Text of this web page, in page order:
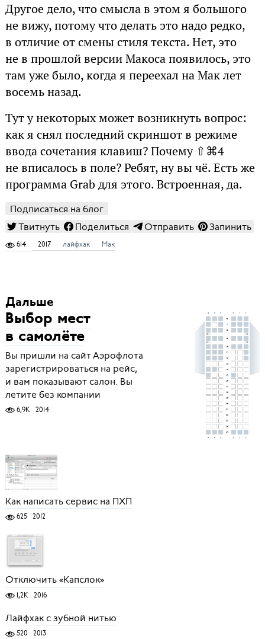
Другое дело, что смысла в этом я большого
не вижу, потому что делать это надо редко,
в отличие от смены стиля текста. Нет, это
не в прошлой версии Макоса появилось, это
там уже было, когда я переехал на Мак лет
восемь назад.
Тут у некоторых может возникнуть вопрос:
как я снял последний скриншот в режиме
ввода сочетания клавиш? Почему ⇧⌘4
не вписалось в поле? Ребят, ну вы чё. Есть же
программа Grab для этого. Встроенная, да.
Подписаться на блог
Твитнуть
Поделиться Отправить Запинить
614 2017 лайфхак Мак
Дальше
Выбор мест
в самолёте
Вы пришли на сайт Аэрофлота
зарегистрироваться на рейс,
и вам показывают салон. Вы
летите без компании
6,9K 2014
Как написать сервис на ПХП
625 2012
Отключить «Капслок»
1,2K 2016
Лайфхак с зубной нитью
520 2013